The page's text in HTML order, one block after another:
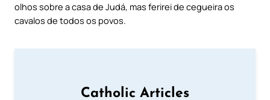
olhos sobre a casa de Judá, mas ferirei de cegueira os
cavalos de todos os povos.
Catholic Articles